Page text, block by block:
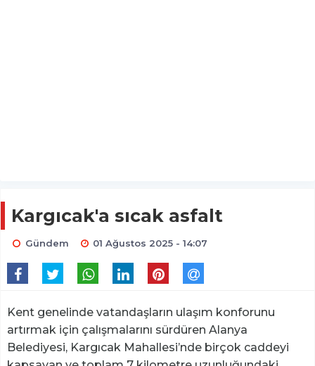
Kargıcak'a sıcak asfalt
Gündem 01 Ağustos 2025 - 14:07
Kent genelinde vatandaşların ulaşım konforunu
artırmak için çalışmalarını sürdüren Alanya
Belediyesi, Kargıcak Mahallesi’nde birçok caddeyi